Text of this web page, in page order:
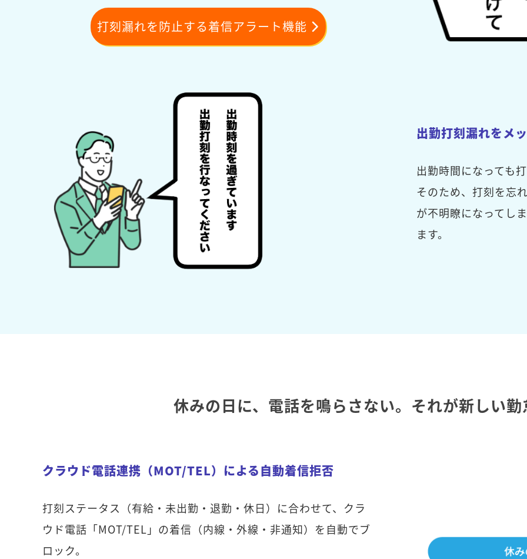
打刻漏れを防止する着信アラート機能
出勤打刻漏れをメ
出勤時間になっても
そのため、打刻を忘
が不明瞭になってし
ます。
休みの日に、電話を鳴らさない。それが新しい
クラウド電話連携（MOT/TEL）による自動着信拒否
打刻ステータス（有給・未出勤・退勤・休日）に合わせて、クラ
ウド電話「MOT/TEL」の着信（内線・外線・非通知）を自動でブ
ロック。